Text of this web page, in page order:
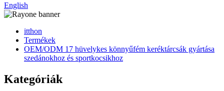
English
itthon
Termékek
OEM/ODM 17 hüvelykes könnyűfém keréktárcsák gyártása
szedánokhoz és sportkocsikhoz
Kategóriák